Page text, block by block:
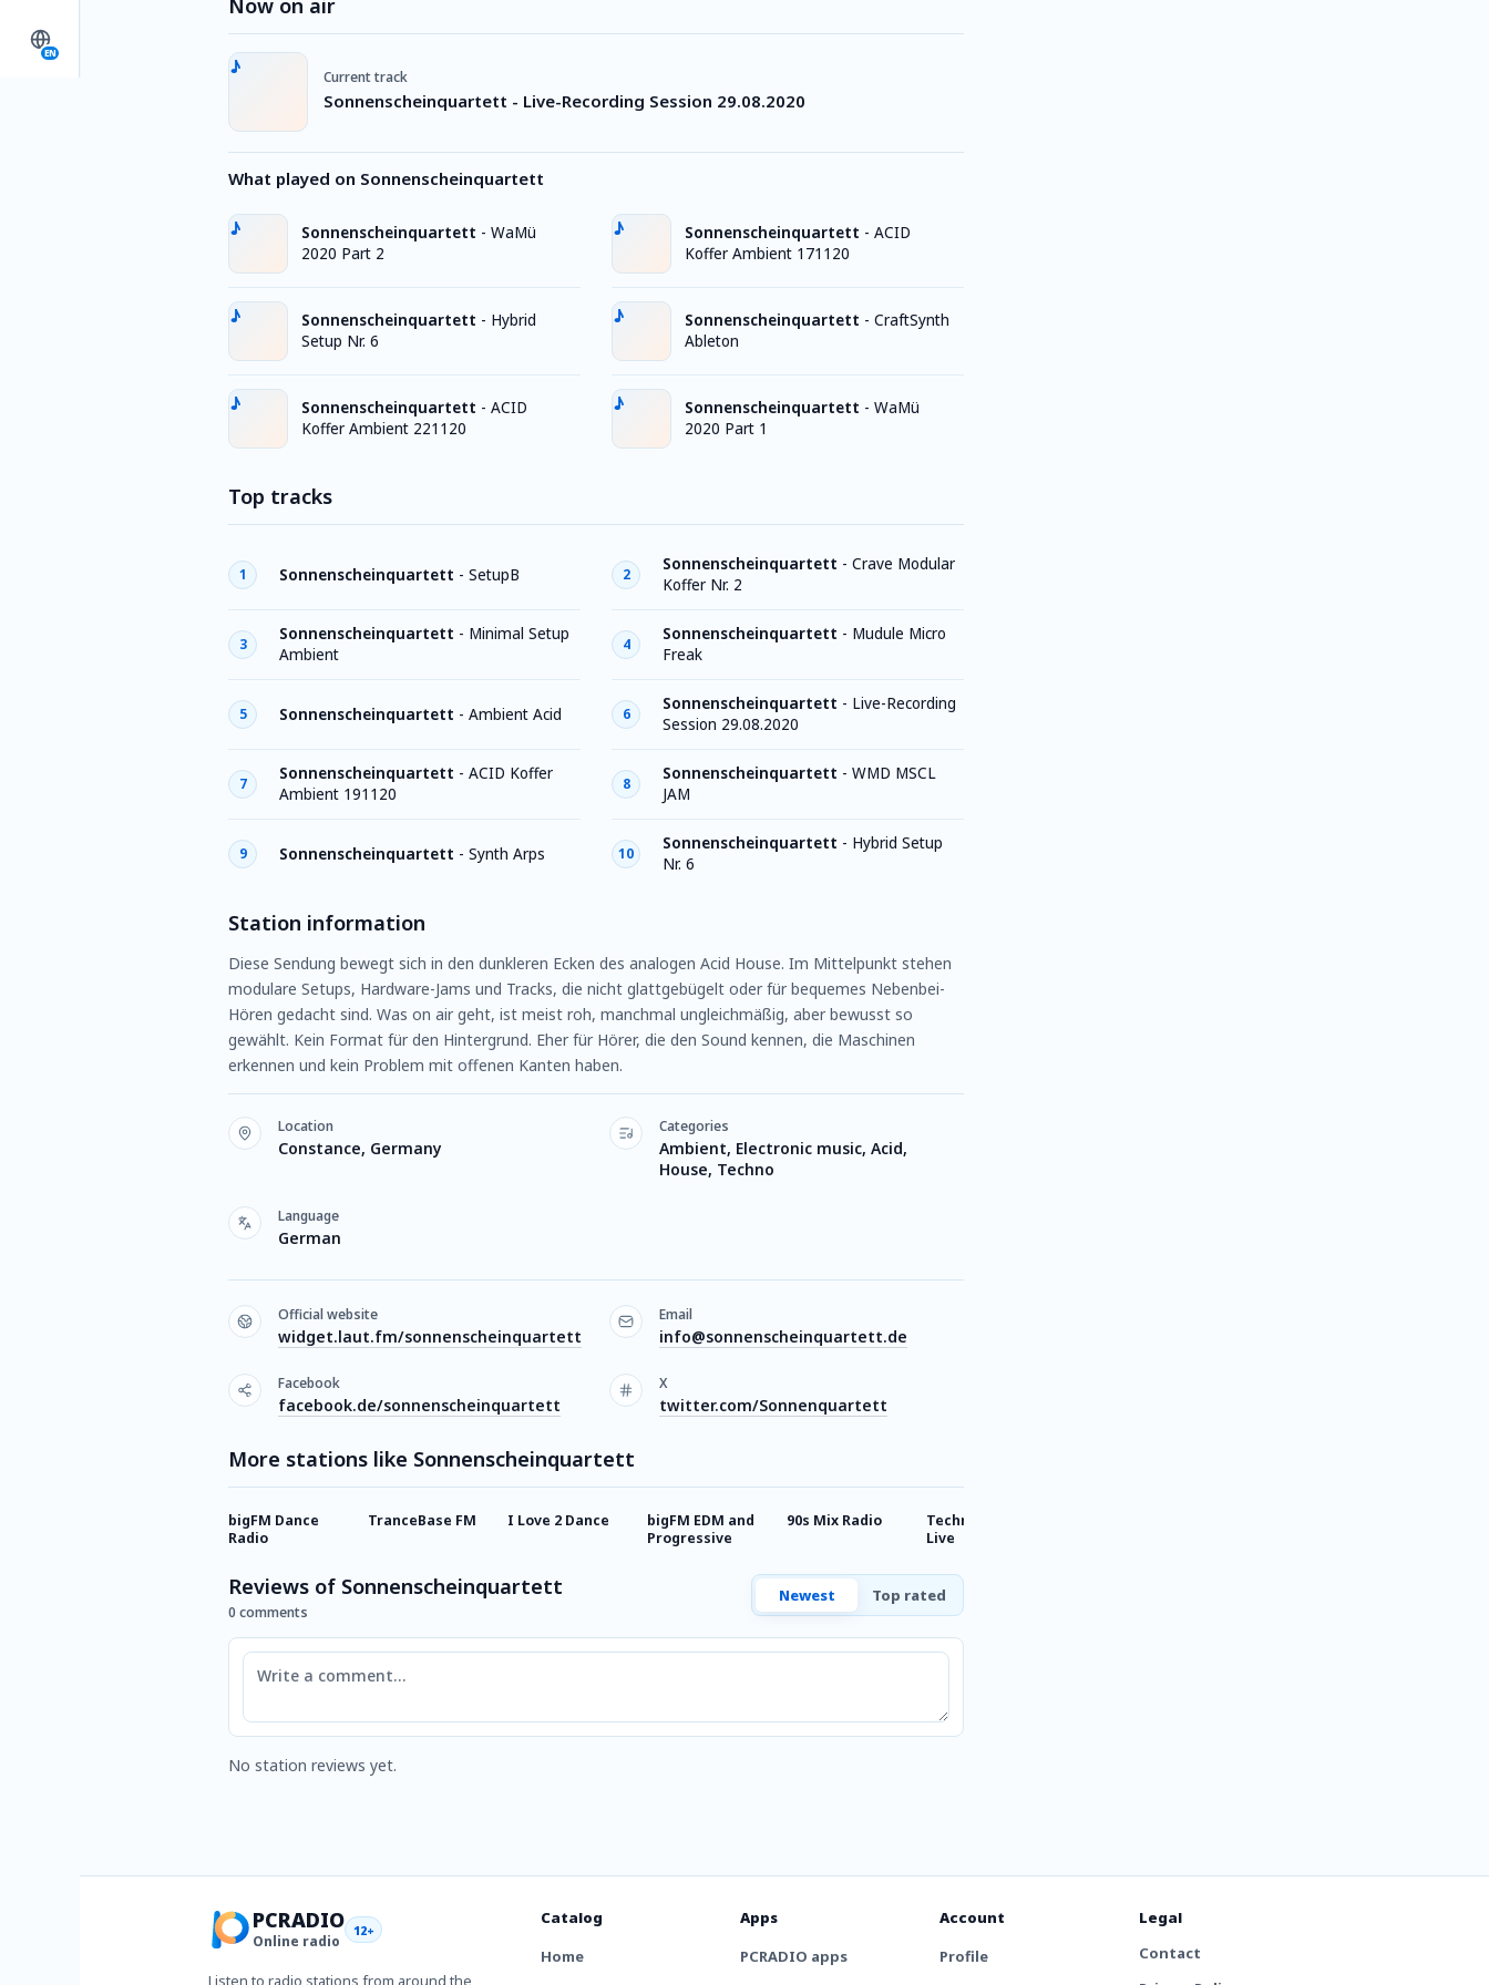
EN
Now on air
Current track
Sonnenscheinquartett - Live-Recording Session 29.08.2020
What played on Sonnenscheinquartett
Sonnenscheinquartett - WaMü
2020 Part 2
Sonnenscheinquartett - Hybrid
Setup Nr. 6
Sonnenscheinquartett - ACID
Koffer Ambient 221120
Sonnenscheinquartett - ACID
Koffer Ambient 171120
Sonnenscheinquartett - CraftSynth
Ableton
Sonnenscheinquartett - WaMü
2020 Part 1
Top tracks
1 Sonnenscheinquartett - SetupB 2
Sonnenscheinquartett - Crave Modular
Koffer Nr. 2
3
Sonnenscheinquartett - Minimal Setup
Ambient
4
Sonnenscheinquartett - Mudule Micro
Freak
5 Sonnenscheinquartett - Ambient Acid 6
Sonnenscheinquartett - Live-Recording
Session 29.08.2020
7
Sonnenscheinquartett - ACID Koffer
Ambient 191120
8
Sonnenscheinquartett - WMD MSCL
JAM
9 Sonnenscheinquartett - Synth Arps 10
Sonnenscheinquartett - Hybrid Setup
Nr. 6
Station information
Diese Sendung bewegt sich in den dunkleren Ecken des analogen Acid House. Im Mittelpunkt stehen
modulare Setups, Hardware-Jams und Tracks, die nicht glattgebügelt oder für bequemes Nebenbei-
Hören gedacht sind. Was on air geht, ist meist roh, manchmal ungleichmäßig, aber bewusst so
gewählt. Kein Format für den Hintergrund. Eher für Hörer, die den Sound kennen, die Maschinen
erkennen und kein Problem mit offenen Kanten haben.
Location
Constance, Germany
Categories
Ambient, Electronic music, Acid,
House, Techno
Language
German
Official website
widget.laut.fm/sonnenscheinquartett
Email
info@sonnenscheinquartett.de
Facebook
facebook.de/sonnenscheinquartett
X
twitter.com/Sonnenquartett
More stations like Sonnenscheinquartett
bigFM Dance
Radio
TranceBase FM I Love 2 Dance
bigFM EDM and
Progressive
90s Mix Radio
Techno Sunshine
Live
Reviews of Sonnenscheinquartett
0 comments
Newest Top rated
Comment
No station reviews yet.
PCRADIO
Online radio
12+
Listen to radio stations from around the
Catalog
Home
Apps
PCRADIO apps
Account
Profile
Legal
Contact